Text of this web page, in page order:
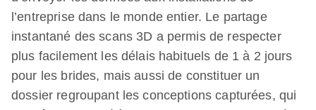
l’entreprise dans le monde entier. Le partage
instantané des scans 3D a permis de respecter
plus facilement les délais habituels de 1 à 2 jours
pour les brides, mais aussi de constituer un
dossier regroupant les conceptions capturées, qui